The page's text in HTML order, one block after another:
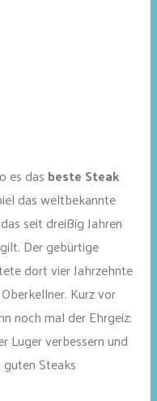
es das beste Steak
das weltbekannte
seit dreißig Jahren
Der gebürtige
dort vier Jahrzehnte
Kurz vor
noch mal der Ehrgeiz:
Luger verbessern und
Steaks